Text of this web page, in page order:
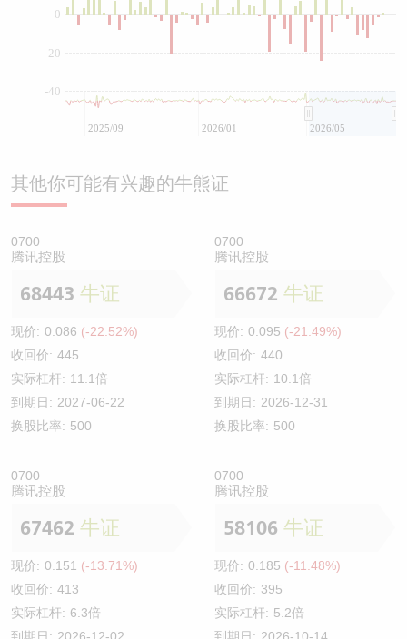
0
-40
-20
2025/09 2026/01 2026/05
其他你可能有兴趣的牛熊证
0700
腾讯控股
68443 牛证
现价: 0.086 (-22.52%)
收回价: 445
实际杠杆: 11.1倍
到期日: 2027-06-22
换股比率: 500
0700
腾讯控股
66672 牛证
现价: 0.095 (-21.49%)
收回价: 440
实际杠杆: 10.1倍
到期日: 2026-12-31
换股比率: 500
0700
腾讯控股
67462 牛证
现价: 0.151 (-13.71%)
收回价: 413
实际杠杆: 6.3倍
到期日: 2026-12-02
0700
腾讯控股
58106 牛证
现价: 0.185 (-11.48%)
收回价: 395
实际杠杆: 5.2倍
到期日: 2026-10-14